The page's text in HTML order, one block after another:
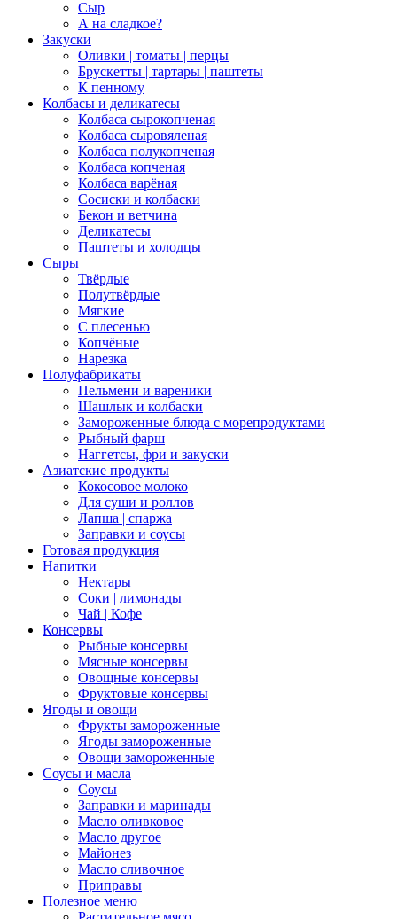
Сыр
А на сладкое?
Закуски
Оливки | томаты | перцы
Брускетты | тартары | паштеты
К пенному
Колбасы и деликатесы
Колбаса сырокопченая
Колбаса сыровяленая
Колбаса полукопченая
Колбаса копченая
Колбаса варёная
Сосиски и колбаски
Бекон и ветчина
Деликатесы
Паштеты и холодцы
Сыры
Твёрдые
Полутвёрдые
Мягкие
С плесенью
Копчёные
Нарезка
Полуфабрикаты
Пельмени и вареники
Шашлык и колбаски
Замороженные блюда с морепродуктами
Рыбный фарш
Наггетсы, фри и закуски
Азиатские продукты
Кокосовое молоко
Для суши и роллов
Лапша | спаржа
Заправки и соусы
Готовая продукция
Напитки
Нектары
Соки | лимонады
Чай | Кофе
Консервы
Рыбные консервы
Мясные консервы
Овощные консервы
Фруктовые консервы
Ягоды и овощи
Фрукты замороженные
Ягоды замороженные
Овощи замороженные
Соусы и масла
Соусы
Заправки и маринады
Масло оливковое
Масло другое
Майонез
Масло сливочное
Приправы
Полезное меню